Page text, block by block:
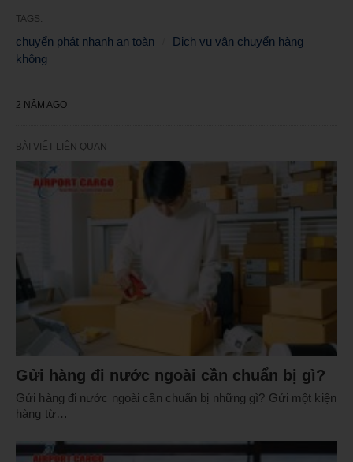
TAGS:
chuyển phát nhanh an toàn
Dịch vụ vận chuyển hàng
không
2 NĂM AGO
BÀI VIẾT LIÊN QUAN
Gửi hàng đi nước ngoài cần chuẩn bị gì?
Gửi hàng đi nước ngoài cần chuẩn bị những gì? Gửi một kiện
hàng từ…